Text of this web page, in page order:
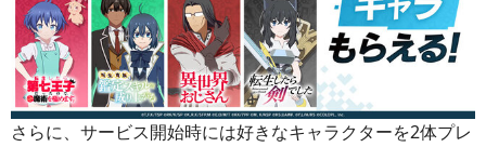
さらに、サービス開始時には好きなキャラクターを2体プレ